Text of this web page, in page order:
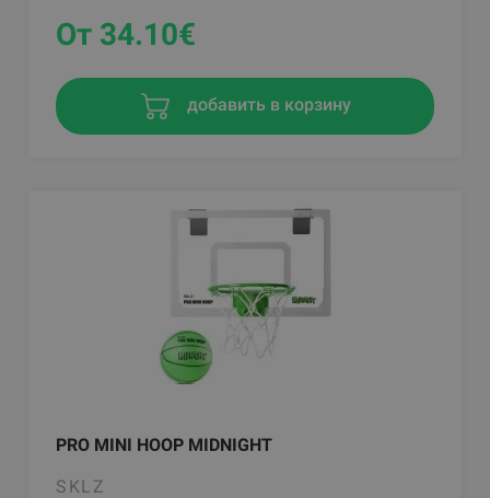
От 34.10€
добавить в корзину
PRO MINI HOOP MIDNIGHT
SKLZ